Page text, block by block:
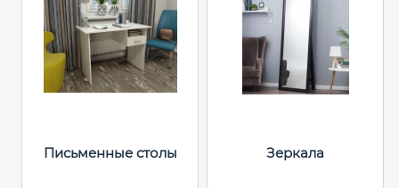
Письменные столы Зеркала